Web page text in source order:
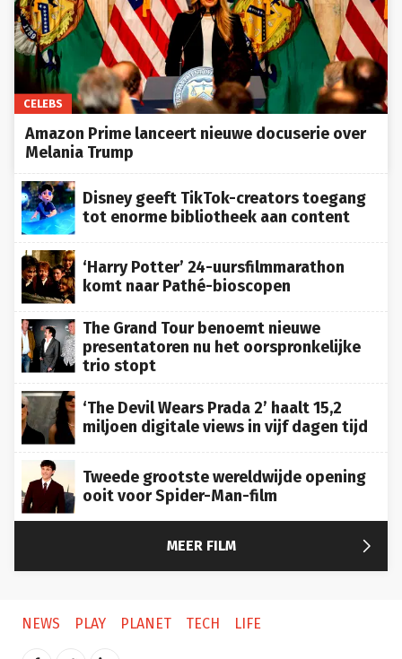
CELEBS
Amazon Prime lanceert nieuwe docuserie over
Melania Trump
Disney geeft TikTok-creators toegang
tot enorme bibliotheek aan content
‘Harry Potter’ 24-uursfilmmarathon
komt naar Pathé-bioscopen
The Grand Tour benoemt nieuwe
presentatoren nu het oorspronkelijke
trio stopt
‘The Devil Wears Prada 2’ haalt 15,2
miljoen digitale views in vijf dagen tijd
Tweede grootste wereldwijde opening
ooit voor Spider-Man-film
MEER FILM 
NEWS PLAY PLANET TECH LIFE